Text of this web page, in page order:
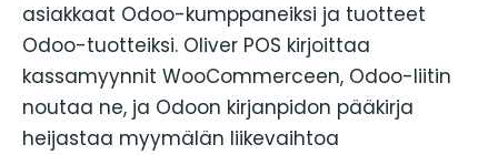
asiakkaat Odoo-kumppaneiksi ja tuotteet
Odoo-tuotteiksi. Oliver POS kirjoittaa
kassamyynnit WooCommerceen, Odoo-liitin
noutaa ne, ja Odoon kirjanpidon pääkirja
heijastaa myymälän liikevaihtoa